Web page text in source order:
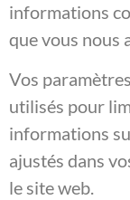
informations
que vous nous
Vos
utilisés pour
informations
ajustés dans
le site web.